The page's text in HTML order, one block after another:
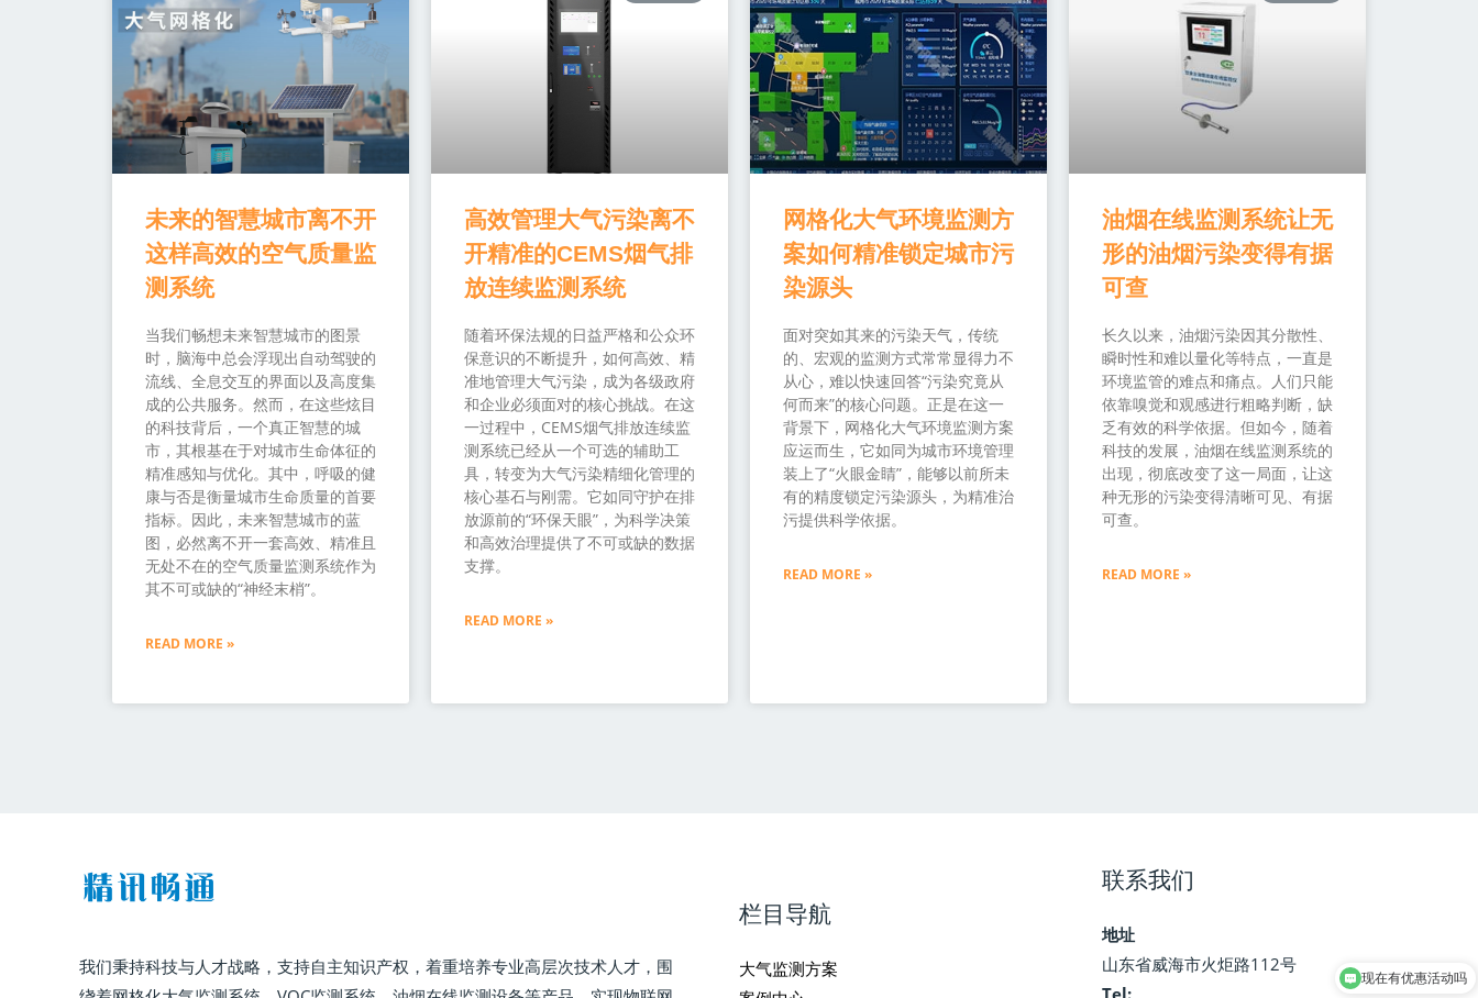
未来的智慧城市离不开
这样高效的空气质量监
测系统
当我们畅想未来智慧城市的图景
时，脑海中总会浮现出自动驾驶的
流线、全息交互的界面以及高度集
成的公共服务。然而，在这些炫目
的科技背后，一个真正智慧的城
市，其根基在于对城市生命体征的
精准感知与优化。其中，呼吸的健
康与否是衡量城市生命质量的首要
指标。因此，未来智慧城市的蓝
图，必然离不开一套高效、精准且
无处不在的空气质量监测系统作为
其不可或缺的“神经末梢”。
READ MORE »
高效管理大气污染离不
开精准的CEMS烟气排
放连续监测系统
随着环保法规的日益严格和公众环
保意识的不断提升，如何高效、精
准地管理大气污染，成为各级政府
和企业必须面对的核心挑战。在这
一过程中，CEMS烟气排放连续监
测系统已经从一个可选的辅助工
具，转变为大气污染精细化管理的
核心基石与刚需。它如同守护在排
放源前的“环保天眼”，为科学决策
和高效治理提供了不可或缺的数据
支撑。
READ MORE »
网格化大气环境监测方
案如何精准锁定城市污
染源头
面对突如其来的污染天气，传统
的、宏观的监测方式常常显得力不
从心，难以快速回答“污染究竟从
何而来”的核心问题。正是在这一
背景下，网格化大气环境监测方案
应运而生，它如同为城市环境管理
装上了“火眼金睛”，能够以前所未
有的精度锁定污染源头，为精准治
污提供科学依据。
READ MORE »
油烟在线监测系统让无
形的油烟污染变得有据
可查
长久以来，油烟污染因其分散性、
瞬时性和难以量化等特点，一直是
环境监管的难点和痛点。人们只能
依靠嗅觉和观感进行粗略判断，缺
乏有效的科学依据。但如今，随着
科技的发展，油烟在线监测系统的
出现，彻底改变了这一局面，让这
种无形的污染变得清晰可见、有据
可查。
READ MORE »
我们秉持科技与人才战略，支持自主知识产权，着重培养专业高层次技术人才，围
栏目导航
大气监测方案
联系我们
地址
山东省威海市火炬路112号
现在有优惠活动吗